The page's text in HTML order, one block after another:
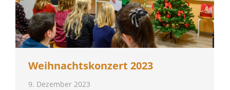
Weihnachtskonzert 2023
9. Dezember 2023